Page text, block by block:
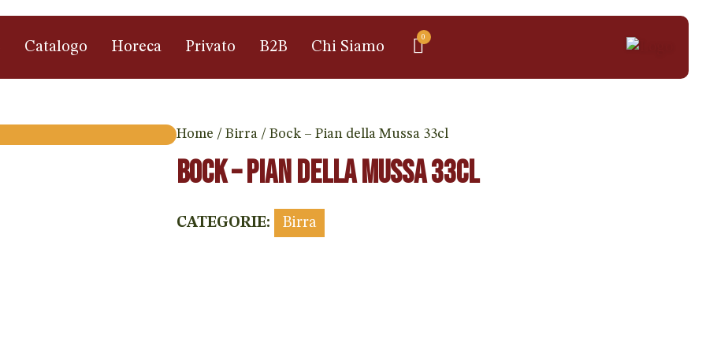
Catalogo Horeca Privato B2B Chi Siamo
0
Home / Birra / ⁠Bock – Pian della Mussa 33cl
⁠Bock – Pian della Mussa 33cl
CATEGORIE: Birra